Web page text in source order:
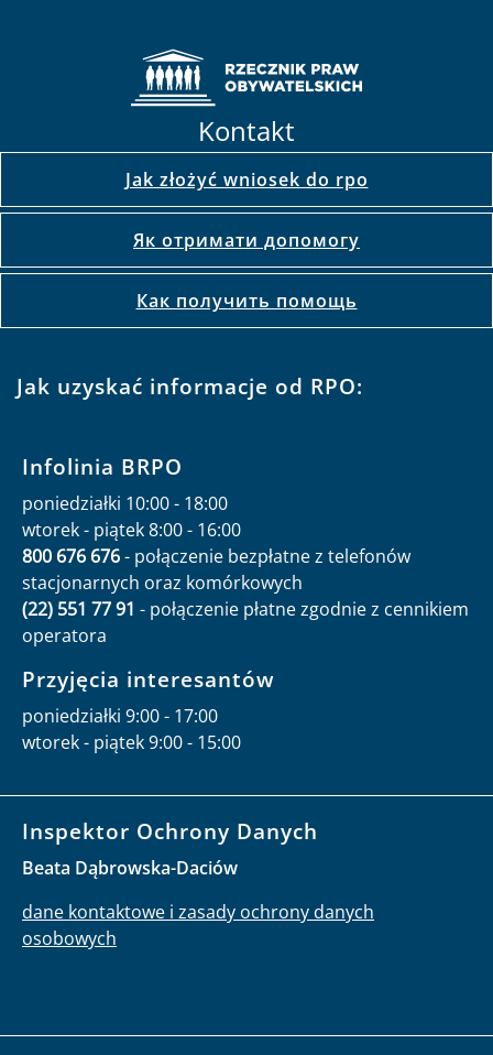
Kontakt
Jak złożyć wniosek do rpo
Як отримати допомогу
Как получить помощь
Jak uzyskać informacje od RPO:
Infolinia BRPO
poniedziałki 10:00 - 18:00
wtorek - piątek 8:00 - 16:00
800 676 676- połączenie bezpłatne z telefonów
stacjonarnych oraz komórkowych
(22) 551 77 91 - połączenie płatne zgodnie z cennikiem
operatora
Przyjęcia interesantów
poniedziałki 9:00 - 17:00
wtorek - piątek 9:00 - 15:00
Inspektor Ochrony Danych
Beata Dąbrowska-Daciów
dane kontaktowe i zasady ochrony danych
osobowych